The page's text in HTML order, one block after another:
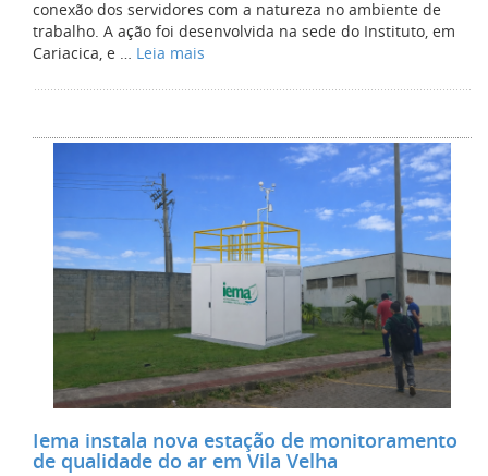
conexão dos servidores com a natureza no ambiente de
trabalho. A ação foi desenvolvida na sede do Instituto, em
Cariacica, e … Leia mais
Iema instala nova estação de monitoramento
de qualidade do ar em Vila Velha